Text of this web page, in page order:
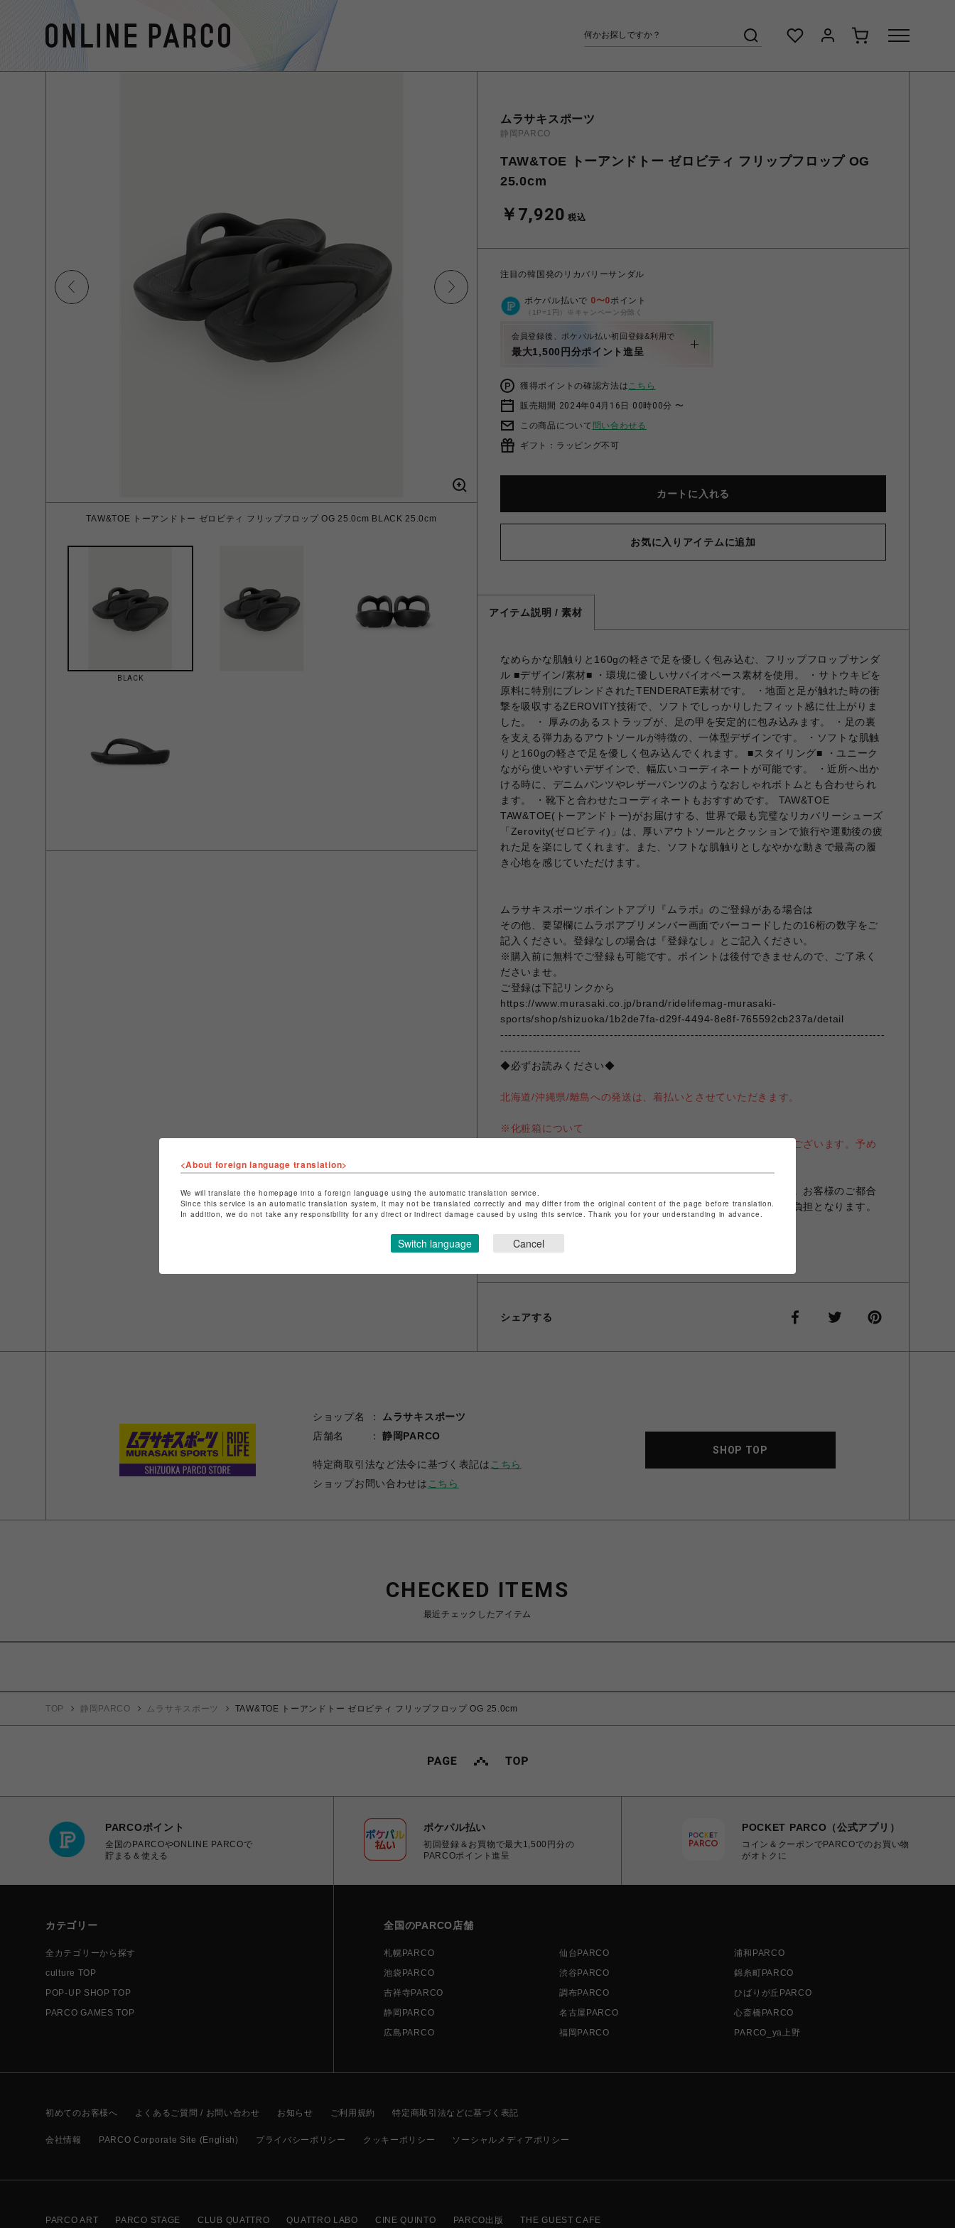
TAW&TOE トーアンドトー ゼロビティ フリップフロップ OG 25.0cm BLACK 25.0cm
BLACK
ムラサキスポーツ
静岡PARCO
TAW&TOE トーアンドトー ゼロビティ フリップフロップ OG
25.0cm
￥7,920 税込
注目の韓国発のリカバリーサンダル
ポケパル払いで 0〜0ポイント
（1P=1円）※キャンペーン分除く
会員登録後、ポケパル払い初回登録&利用で
最大1,500円分ポイント進呈
獲得ポイントの確認方法はこちら
販売期間 2024年04月16日 00時00分 〜
この商品について 問い合わせる
ギフト：ラッピング不可
カートに入れる
お気に入りアイテムに追加
アイテム説明 / 素材
なめらかな肌触りと160gの軽さで足を優しく包み込む、フリップフロップサンダ
ル ■デザイン/素材■ ・環境に優しいサバイオベース素材を使用。 ・サトウキビを
原料に特別にブレンドされたTENDERATE素材です。 ・地面と足が触れた時の衝
撃を吸収するZEROVITY技術で、ソフトでしっかりしたフィット感に仕上がりま
した。 ・ 厚みのあるストラップが、足の甲を安定的に包み込みます。 ・足の裏
を支える弾力あるアウトソールが特徴の、一体型デザインです。 ・ソフトな肌触
りと160gの軽さで足を優しく包み込んでくれます。 ■スタイリング■ ・ユニーク
ながら使いやすいデザインで、幅広いコーディネートが可能です。 ・近所へ出か
ける時に、デニムパンツやレザーパンツのようなおしゃれボトムとも合わせられ
ます。 ・靴下と合わせたコーディネートもおすすめです。 TAW&TOE
TAW&TOE(トーアンドトー)がお届けする、世界で最も完璧なリカバリーシューズ
「Zerovity(ゼロビティ)」は、厚いアウトソールとクッションで旅行や運動後の疲
れた足を楽にしてくれます。また、ソフトな肌触りとしなやかな動きで最高の履
き心地を感じていただけます。
ムラサキスポーツポイントアプリ『ムラポ』のご登録がある場合は
その他、要望欄にムラポアプリメンバー画面でバーコードしたの16桁の数字をご
記入ください。登録なしの場合は『登録なし』とご記入ください。
※購入前に無料でご登録も可能です。ポイントは後付できませんので、ご了承く
ださいませ。
ご登録は下記リンクから
https://www.murasaki.co.jp/brand/ridelifemag-murasaki-
sports/shop/shizuoka/1b2de7fa-d29f-4494-8e8f-765592cb237a/detail
-----------------------------------------------------------------------------------------------
--------------------
◆必ずお読みください◆
北海道/沖縄県/離島への発送は、着払いとさせていただきます。
※化粧箱について
シューズ等の付属の化粧箱に一部損傷や、潰れ等がある場合がございます。予め
商品に欠陥がある場合を除き、原則として返品には応じません。お客様のご都合
による返品は、返品送料・返金振込手数料はすべてお客様のご負担となります。
こちらの商品は購入納品伝票を保管下さいますよう
何卒宜しくお願い申し上げます。
シェアする
ショップ名
ムラサキスポーツ
店舗名
静岡PARCO
特定商取引法など法令に基づく表記は こちら
ショップお問い合わせは こちら
SHOP TOP
CHECKED ITEMS
最近チェックしたアイテム
TOP 静岡PARCO ムラサキスポーツ TAW&TOE トーアンドトー ゼロビティ フリップフロップ OG 25.0cm
PARCOポイント
全国のPARCOやONLINE PARCOで
貯まる＆使える
ポケパル払い
初回登録＆お買物で最大1,500円分の
PARCOポイント進呈
POCKET PARCO（公式アプリ）
コイン＆クーポンでPARCOでのお買い物
がオトクに
カテゴリー
全カテゴリーから探す
culture TOP
POP-UP SHOP TOP
PARCO GAMES TOP
全国のPARCO店舗
札幌PARCO 仙台PARCO
浦和PARCO
池袋PARCO
渋谷PARCO
錦糸町PARCO
吉祥寺PARCO
調布PARCO
ひばりが丘PARCO
静岡PARCO
名古屋PARCO
心斎橋PARCO
広島PARCO
福岡PARCO PARCO_ya上野
初めてのお客様へ よくあるご質問 / お問い合わせ お知らせ ご利用規約 特定商取引法などに基づく表記
会社情報 PARCO Corporate Site (English) プライバシーポリシー クッキーポリシー ソーシャルメディアポリシー
PARCO ART PARCO STAGE CLUB QUATTRO QUATTRO LABO CINE QUINTO PARCO出版 THE GUEST CAFE
<About foreign language translation>
We will translate the homepage into a foreign language using the automatic translation service.
Since this service is an automatic translation system, it may not be translated correctly and may differ from the original content of the page before translation.
In addition, we do not take any responsibility for any direct or indirect damage caused by using this service. Thank you for your understanding in advance.
Switch language Cancel